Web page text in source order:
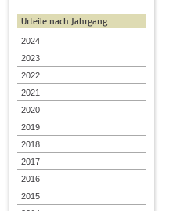
Urteile nach Jahrgang
2024
2023
2022
2021
2020
2019
2018
2017
2016
2015